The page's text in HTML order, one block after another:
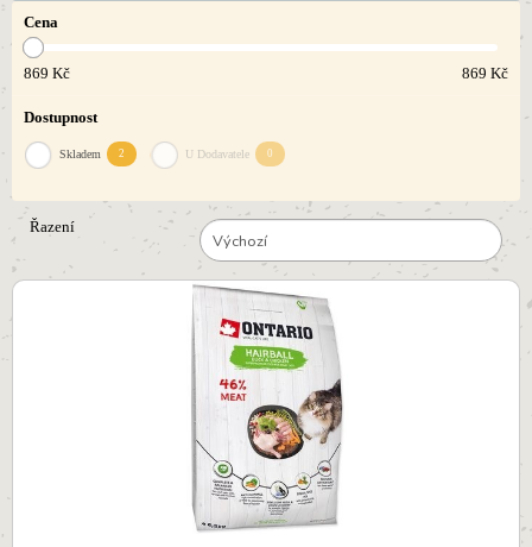
Cena
869 Kč 869 Kč
Dostupnost
Skladem 2 U Dodavatele 0
Řazení
Výchozí